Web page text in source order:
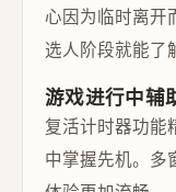
心因为临时离开
选人阶段就能了
游戏进行中辅
复活计时器功能
中掌握先机。多